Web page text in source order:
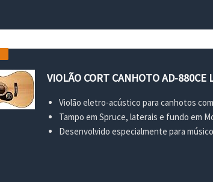
VIOLÃO CORT CANHOTO AD-880CE
Violão eletro-acústico para canhotos
Tampo em Spruce, laterais e fundo em
Desenvolvido especialmente para